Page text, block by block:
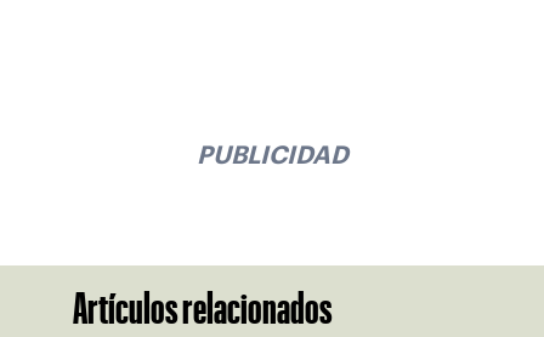
PUBLICIDAD
Artículos relacionados